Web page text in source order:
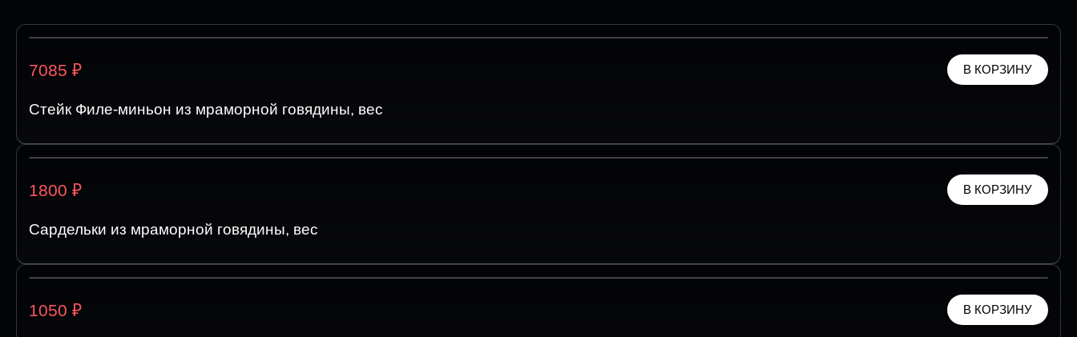
7085 ₽ В КОРЗИНУ
Стейк Филе-миньон из мраморной говядины, вес
1800 ₽ В КОРЗИНУ
Сардельки из мраморной говядины, вес
1050 ₽ В КОРЗИНУ